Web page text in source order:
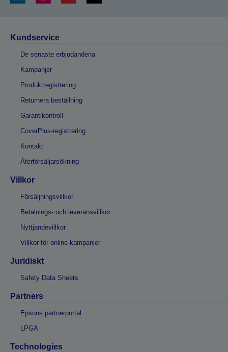
Kundservice
De senaste erbjudandena
Kampanjer
Produktregistrering
Returnera beställning
Garantikontroll
CoverPlus-registrering
Kontakt
Återförsäljarsökning
Villkor
Försäljningsvillkor
Betalnings- och leveransvillkor
Nyttjandevillkor
Villkor för online-kampanjer
Juridiskt
Safety Data Sheets
Partners
Epsons partnerportal
LPGA
Technologies